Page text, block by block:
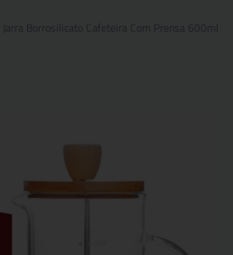
Jarra Borrosilicato Cafeteira Com Prensa 600ml